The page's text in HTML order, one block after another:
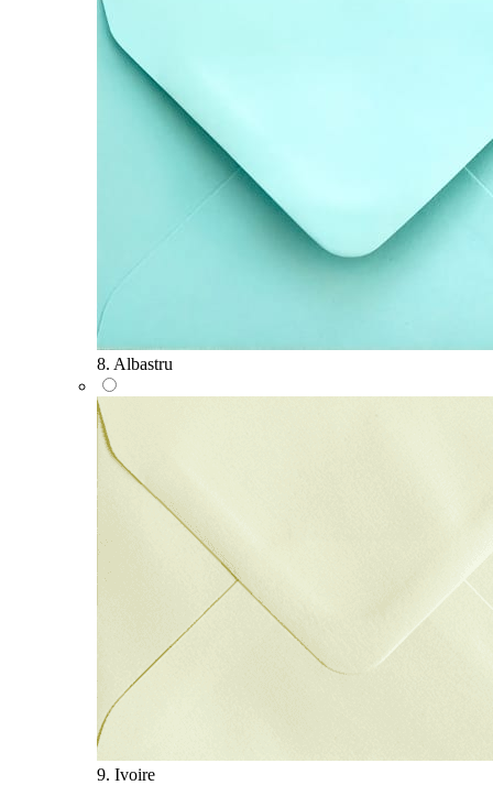
8. Albastru
9. Ivoire